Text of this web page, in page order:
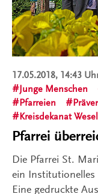
17.05.2018, 14:43
Junge Menschen
Pfarreien
Kreisdekanat Wesel
Pfarrei
Die Pfarrei St.
ein Institutionelles
Eine gedruckte